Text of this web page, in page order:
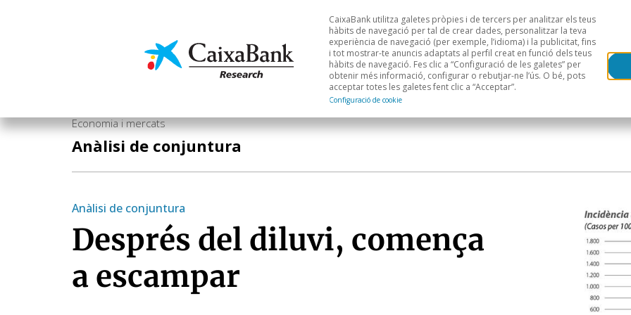
Economia i mercats Anàlisi sectorial Àrees geogràfiques
CaixaBank utilitza galetes pròpies i de tercers per analitzar els teus
hàbits de navegació per tal de crear dades, personalitzar la teva
experiència de navegació (per exemple, l’idioma) i la publicitat, fins
i tot mostrar-te anuncis adaptats al perfil creat en funció dels teus
hàbits de navegació. Fes clic a “Configuració de les galetes” per
obtenir més informació, configurar o rebutjar-ne l’ús. O bé, pots
acceptar totes les galetes fent clic a “Acceptar”.
Configuració de cookie
Economia i mercats
Anàlisi de conjuntura
Anàlisi de conjuntura
Després del diluvi, comença
a escampar